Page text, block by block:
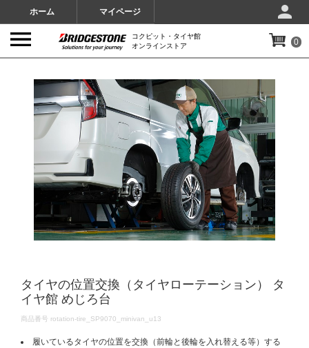
ホーム マイページ
コクピット・タイヤ館
オンラインストア
0
タイヤの位置交換（タイヤローテーション） タ
イヤ館 めじろ台
DETAILS
商品番号 rotation-tire_SP9070_minivan_u13
履いているタイヤの位置を交換（前輪と後輪を入れ替える等）する